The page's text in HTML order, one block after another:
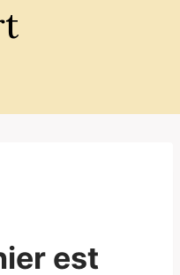
est